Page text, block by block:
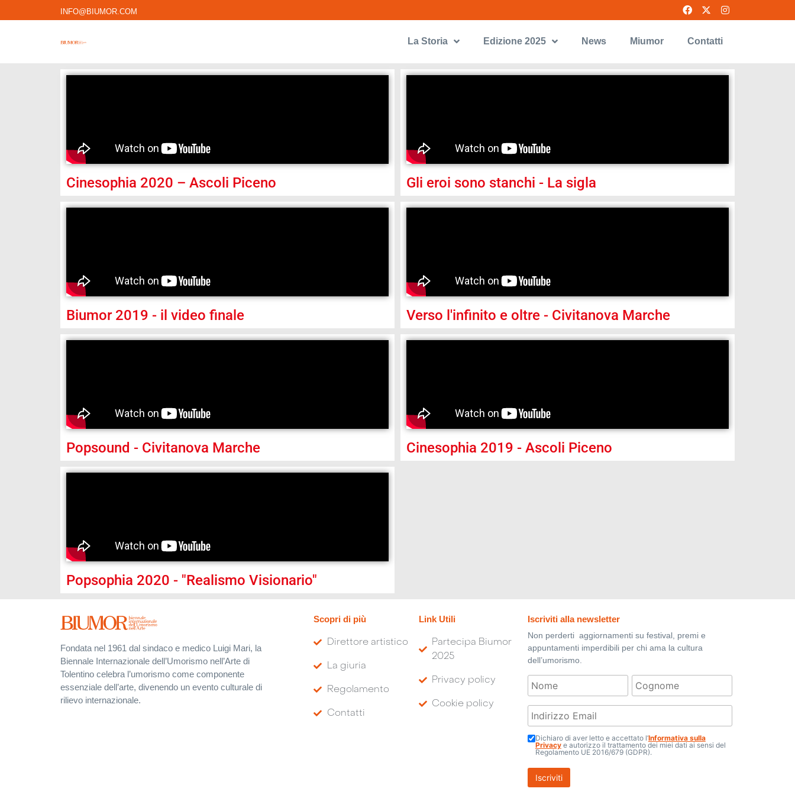
INFO@BIUMOR.COM
La Storia Edizione 2025 News Miumor Contatti
Cinesophia 2020 – Ascoli Piceno Gli eroi sono stanchi - La sigla
Biumor 2019 - il video finale Verso l'infinito e oltre - Civitanova Marche
Popsound - Civitanova Marche Cinesophia 2019 - Ascoli Piceno
Popsophia 2020 - "Realismo Visionario"
Fondata nel 1961 dal sindaco e medico Luigi Mari, la
Biennale Internazionale dell’Umorismo nell’Arte di
Tolentino celebra l’umorismo come componente
essenziale dell’arte, divenendo un evento culturale di
rilievo internazionale.
Scopri di più
Direttore artistico
La giuria
Regolamento
Contatti
Link Utili
Partecipa Biumor
2025
Privacy policy
Cookie policy
Iscriviti alla newsletter
Non perderti aggiornamenti su festival, premi e
appuntamenti imperdibili per chi ama la cultura
dell’umorismo.
Dichiaro di aver letto e accettato l’Informativa sulla
Privacye autorizzo il trattamento dei miei dati ai sensi del
Regolamento UE 2016/679 (GDPR).